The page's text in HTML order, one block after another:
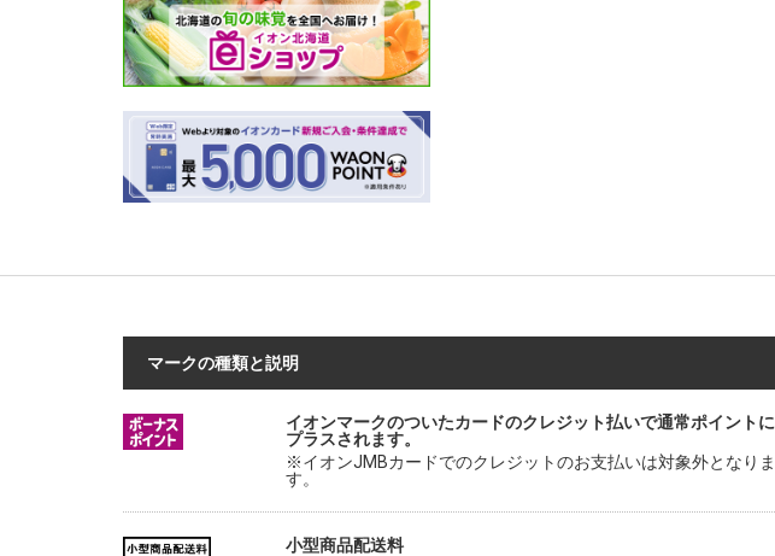
マークの種類と説明
イオンマークのついたカードのクレジット払いで通常ポイントに
プラスされます。
※イオンJMBカードでのクレジットのお支払いは対象外となりま
す。
小型商品配送料